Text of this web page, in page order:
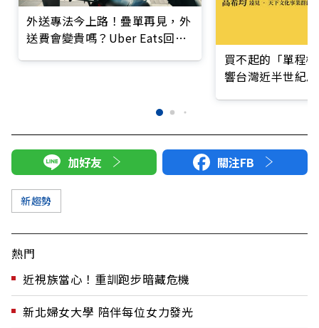
外送專法今上路！疊單再見，外
送費會變貴嗎？Uber Eats回應
買不起的「單程
響台灣近半世紀
加好友 關注FB
新趨勢
熱門
近視族當心！重訓跑步暗藏危機
新北婦女大學 陪伴每位女力發光